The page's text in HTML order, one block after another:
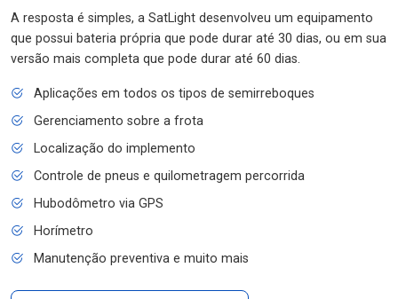
A resposta é simples, a SatLight desenvolveu um equipamento
que possui bateria própria que pode durar até 30 dias, ou em sua
versão mais completa que pode durar até 60 dias.
Aplicações em todos os tipos de semirreboques
Gerenciamento sobre a frota
Localização do implemento
Controle de pneus e quilometragem percorrida
Hubodômetro via GPS
Horímetro
Manutenção preventiva e muito mais